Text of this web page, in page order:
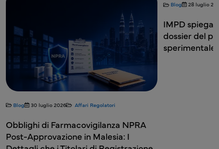
Blog 30 luglio 2026 Affari Regolatori
Obblighi di Farmacovigilanza NPRA
Post-Approvazione in Malesia: I
Blog 28 luglio
IMPD
dossier del
sperimentale